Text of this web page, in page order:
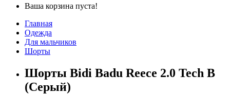
Ваша корзина пуста!
Главная
Одежда
Для мальчиков
Шорты
Шорты Bidi Badu Reece 2.0 Tech B
(Серый)